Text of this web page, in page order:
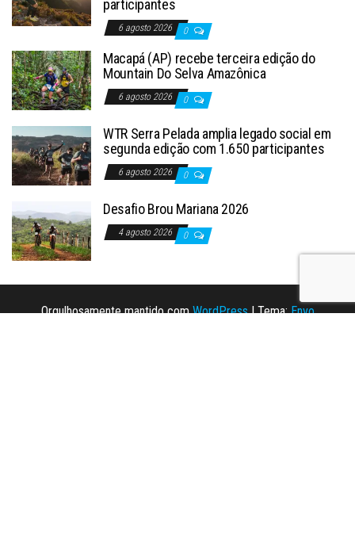
participantes
6 agosto 2026 0
Macapá (AP) recebe terceira edição do
Mountain Do Selva Amazônica
6 agosto 2026 0
WTR Serra Pelada amplia legado social em
segunda edição com 1.650 participantes
6 agosto 2026 0
Desafio Brou Mariana 2026
4 agosto 2026 0
Orgulhosamente mantido comWordPress |Tema:Envo